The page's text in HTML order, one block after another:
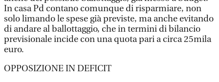
In casa Pd contano comunque di risparmiare, non
solo limando le spese già previste, ma anche evitando
di andare al ballottaggio, che in termini di bilancio
previsionale incide con una quota pari a circa 25mila
euro.
OPPOSIZIONE IN DEFICIT